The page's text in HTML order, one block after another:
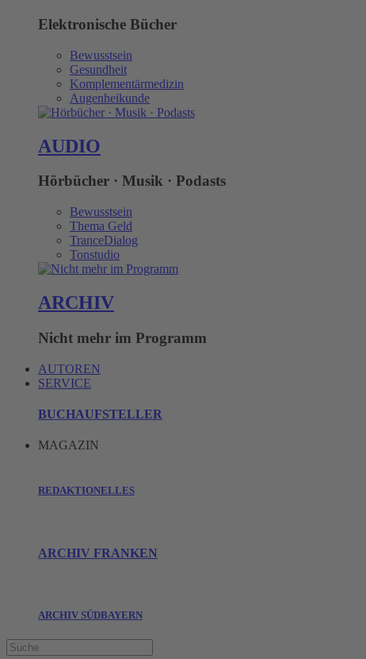
Elektronische Bücher
Bewusstsein
Gesundheit
Komplementärmedizin
Augenheikunde
AUDIO
Hörbücher · Musik · Podasts
Bewusstsein
Thema Geld
TranceDialog
Tonstudio
ARCHIV
Nicht mehr im Programm
AUTOREN
SERVICE
BUCHAUFSTELLER
MAGAZIN
REDAKTIONELLES
ARCHIV FRANKEN
ARCHIV SÜDBAYERN